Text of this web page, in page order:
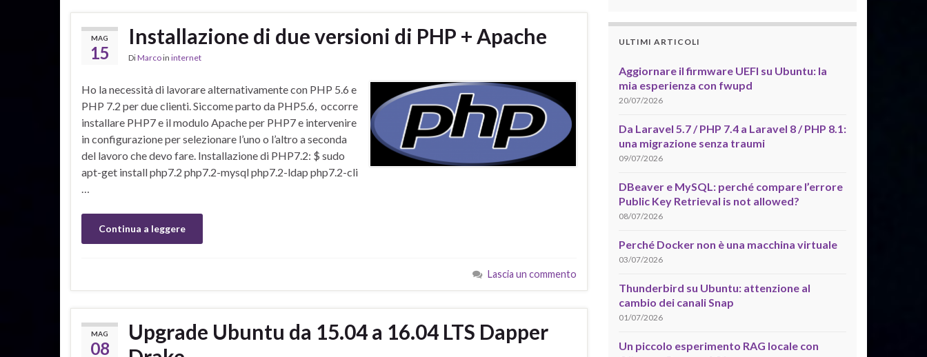
MAG
15
Installazione di due versioni di PHP + Apache
DiMarcoin internet
Ho la necessità di lavorare alternativamente con PHP 5.6 e
PHP 7.2 per due clienti. Siccome parto da PHP5.6, occorre
installare PHP7 e il modulo Apache per PHP7 e intervenire
in configurazione per selezionare l’uno o l’altro a seconda
del lavoro che devo fare. Installazione di PHP7.2: $ sudo
apt-get install php7.2 php7.2-mysql php7.2-ldap php7.2-cli
…
Continua a leggere
Lascia un commento
MAG
08
Upgrade Ubuntu da 15.04 a 16.04 LTS Dapper
ULTIMI ARTICOLI
Aggiornare il firmware UEFI su Ubuntu: la
mia esperienza con fwupd
20/07/2026
Da Laravel 5.7 / PHP 7.4 a Laravel 8 / PHP 8.1:
una migrazione senza traumi
09/07/2026
DBeaver e MySQL: perché compare l’errore
Public Key Retrieval is not allowed?
08/07/2026
Perché Docker non è una macchina virtuale
03/07/2026
Thunderbird su Ubuntu: attenzione al
cambio dei canali Snap
01/07/2026
Un piccolo esperimento RAG locale con